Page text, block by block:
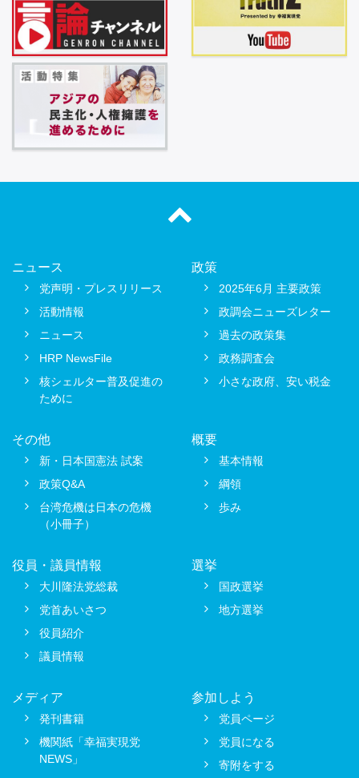
ニュース
党声明・プレスリリース
活動情報
ニュース
HRP NewsFile
核シェルター普及促進の
ために
政策
2025年6月 主要政策
政調会ニューズレター
過去の政策集
政務調査会
小さな政府、安い税金
その他
新・日本国憲法 試案
政策Q&A
台湾危機は日本の危機
（小冊子）
概要
基本情報
綱領
歩み
役員・議員情報
大川隆法党総裁
党首あいさつ
役員紹介
議員情報
選挙
国政選挙
地方選挙
メディア
発刊書籍
機関紙「幸福実現党
NEWS」
参加しよう
党員ページ
党員になる
寄附をする